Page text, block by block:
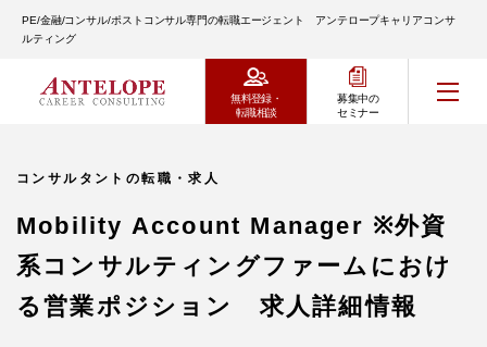
PE/金融/コンサル/ポストコンサル専門の転職エージェント アンテロープキャリアコンサ
ルティング
無料登録・
転職相談
募集中の
セミナー
コンサルタントの転職・求人
Mobility Account Manager ※外資
系コンサルティングファームにおけ
る営業ポジション 求人詳細情報